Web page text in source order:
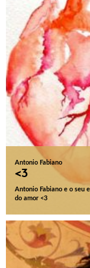
Antonio Fabiano
<3
Antonio Fabiano e o seu
do amor <3